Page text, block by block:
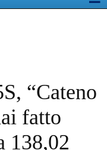
“Cateno
fatto
138,02